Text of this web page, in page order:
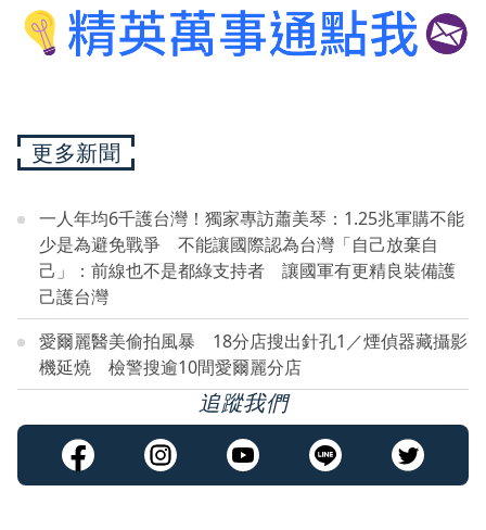
更多新聞
一人年均6千護台灣！獨家專訪蕭美琴：1.25兆軍購不能
少是為避免戰爭 不能讓國際認為台灣「自己放棄自
己」：前線也不是都綠支持者 讓國軍有更精良裝備護
己護台灣
愛爾麗醫美偷拍風暴 18分店搜出針孔1／煙偵器藏攝影
機延燒 檢警搜逾10間愛爾麗分店
追蹤我們